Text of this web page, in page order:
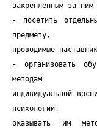
закрепленным за ним
- посетить
предмету,
проводимые
- организовать
методам
индивидуальной
психологии,
оказывать им